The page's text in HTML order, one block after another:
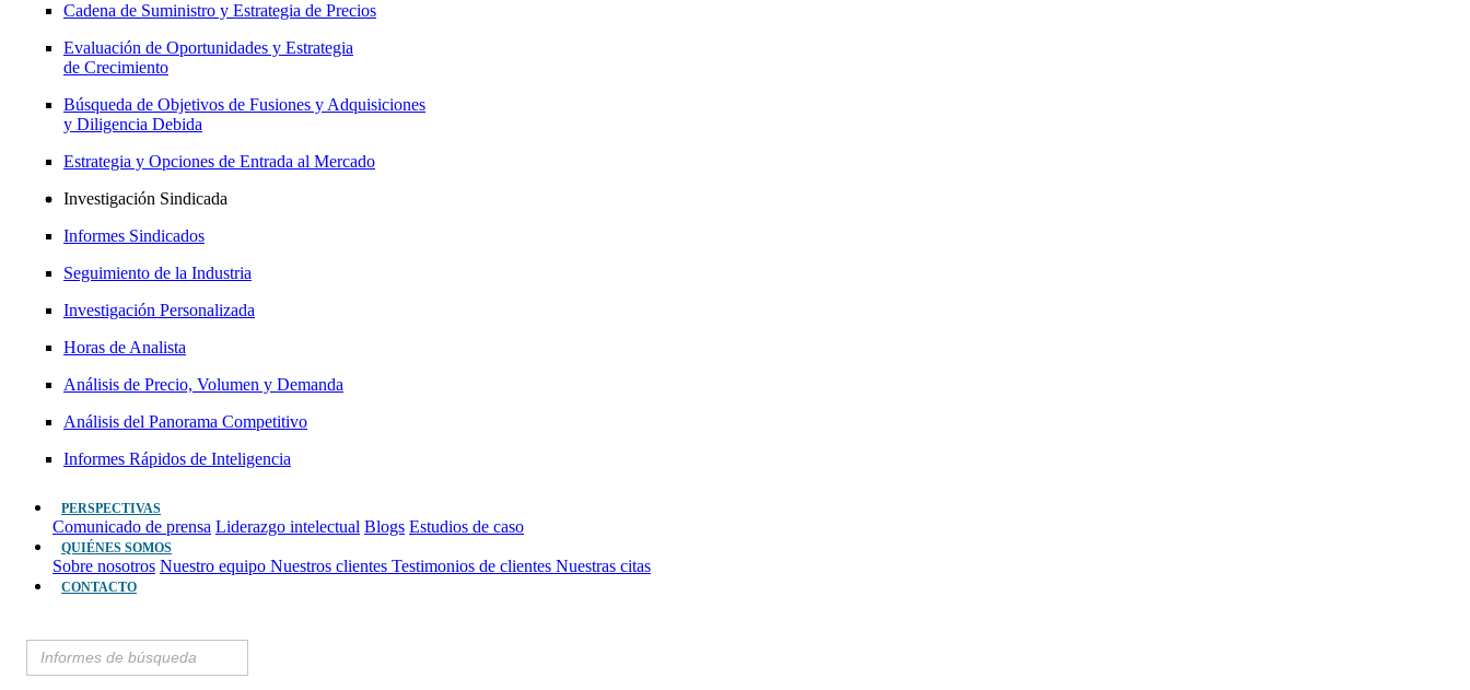
Cadena de Suministro y Estrategia de Precios
Evaluación de Oportunidades y Estrategia
de Crecimiento
Búsqueda de Objetivos de Fusiones y Adquisiciones
y Diligencia Debida
Estrategia y Opciones de Entrada al Mercado
Investigación Sindicada
Informes Sindicados
Seguimiento de la Industria
Investigación Personalizada
Horas de Analista
Análisis de Precio, Volumen y Demanda
Análisis del Panorama Competitivo
Informes Rápidos de Inteligencia
PERSPECTIVAS
Comunicado de prensa Liderazgo intelectual Blogs Estudios de caso
QUIÉNES SOMOS
Sobre nosotros Nuestro equipo Nuestros clientes Testimonios de clientes Nuestras citas
CONTACTO